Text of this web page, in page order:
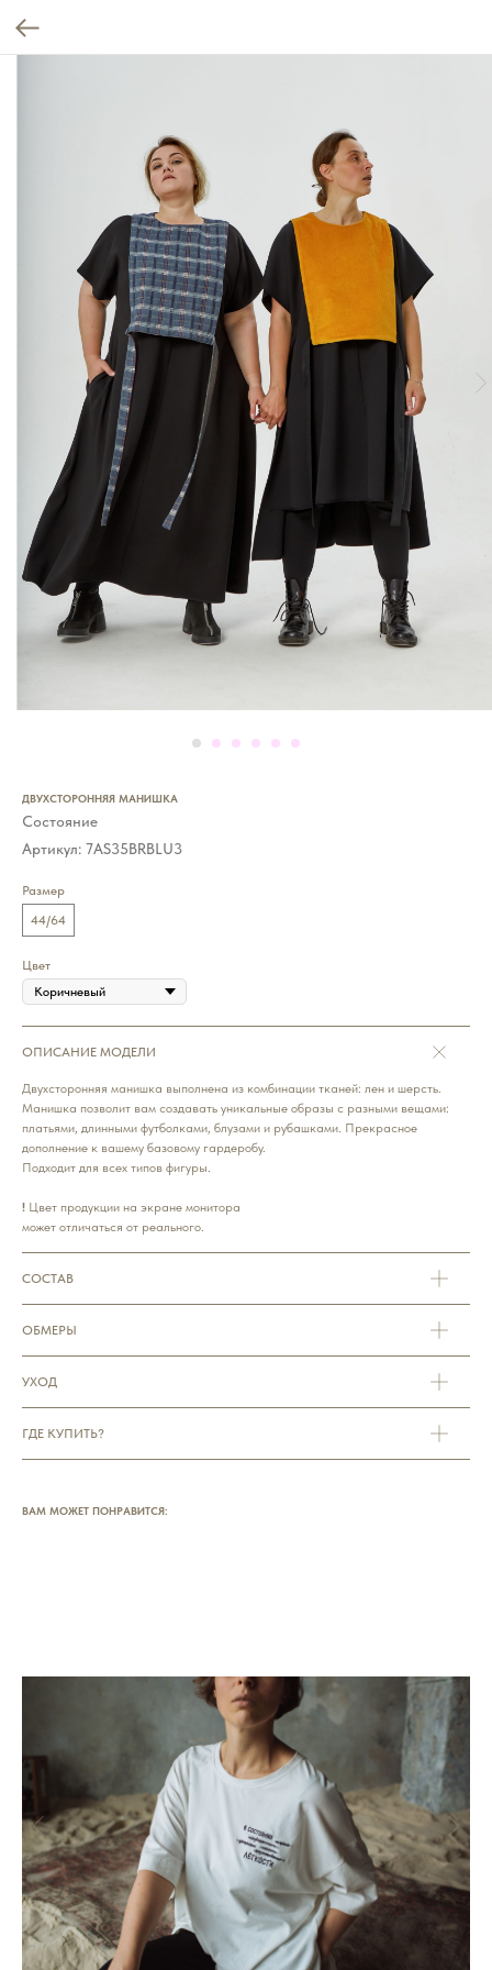
ДВУХСТОРОННЯЯ МАНИШКА
Состояние
Артикул: 7AS35BRBLU3
Размер
44/64
Цвет
ОПИСАНИЕ МОДЕЛИ
Двухсторонняя манишка выполнена из комбинации тканей: лен и шерсть.
Манишка позволит вам создавать уникальные образы с разными вещами:
платьями, длинными футболками, блузами и рубашками. Прекрасное
дополнение к вашему базовому гардеробу.
Подходит для всех типов фигуры.
! Цвет продукции на экране монитора
может отличаться от реального.
СОСТАВ
ОБМЕРЫ
УХОД
ГДЕ КУПИТЬ?
ВАМ МОЖЕТ ПОНРАВИТСЯ: